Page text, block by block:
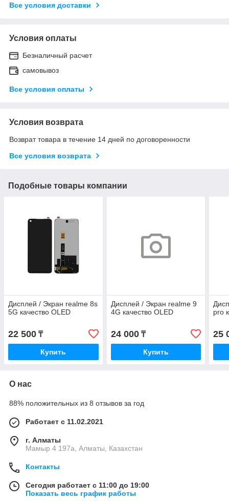
Все условия доставки
Условия оплаты
Безналичный расчет
самовывоз
Все условия оплаты
Условия возврата
Возврат товара в течение 14 дней по договоренности
Все условия возврата
Подобные товары компании
Дисплей / Экран realme 8s
5G качество OLED
22 500 ₸
Купить
Дисплей / Экран realme 9
4G качество OLED
24 000₸
Купить
pro
25
О нас
88% положительных из 8 отзывов за год
Работает с 11.02.2021
г. Алматы
Мамыр 4 197а, Алматы, Казахстан
Контакты
Сегодня работает с 11:00 до 19:00
Показать весь график работы